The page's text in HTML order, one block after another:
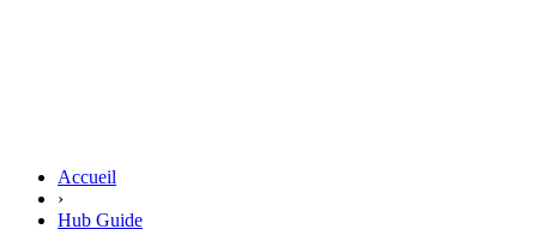
Accueil
›
Hub Guide